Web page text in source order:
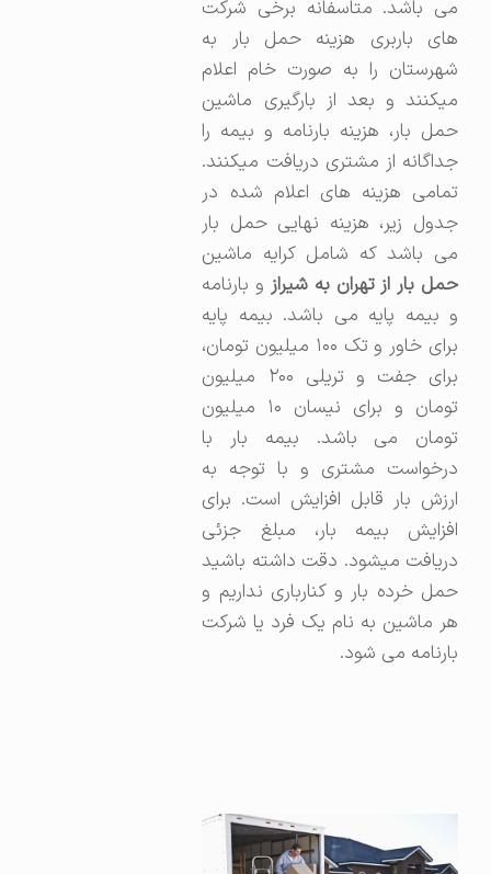
می باشد. متاسفانه برخی شرکت
های باربری هزینه حمل بار به
شهرستان را به صورت خام اعلام
میکنند و بعد از بارگیری ماشین
حمل بار، هزینه بارنامه و بیمه را
جداگانه از مشتری دریافت میکنند.
تمامی هزینه های اعلام شده در
جدول زیر، هزینه نهایی حمل بار
می باشد که شامل کرایه ماشین
حمل بار از تهران به شیرازو بارنامه
و بیمه پایه می باشد. بیمه پایه
برای خاور و تک ۱۰۰ میلیون تومان،
برای جفت و تریلی ۲۰۰ میلیون
تومان و برای نیسان ۱۰ میلیون
تومان می باشد. بیمه بار با
درخواست مشتری و با توجه به
ارزش بار قابل افزایش است. برای
افزایش بیمه بار، مبلغ جزئی
دریافت میشود. دقت داشته باشید
حمل خرده بار و کنارباری نداریم و
هر ماشین به نام یک فرد یا شرکت
بارنامه می شود.